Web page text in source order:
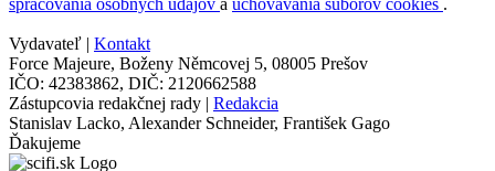
Vydavateľ | Kontakt
Force Majeure, Boženy Němcovej 5, 08005 Prešov
IČO: 42383862, DIČ: 2120662588
Zástupcovia redakčnej rady | Redakcia
Stanislav Lacko, Alexander Schneider, František Gago
Ďakujeme